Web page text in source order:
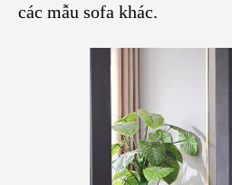
các mẫu sofa khác.